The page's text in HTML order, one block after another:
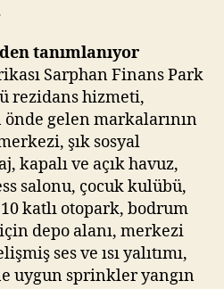
tanımlanıyor
Sarphan Finans Park
rezidans hizmeti,
gelen markalarının
şık sosyal
kapalı ve açık havuz,
salonu, çocuk kulübü,
katlı otopark, bodrum
depo alanı, merkezi
ses ve ısı yalıtımı,
uygun sprinkler yangın